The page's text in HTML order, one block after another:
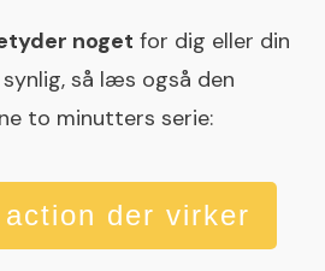
noget for dig eller din
så læs også den
to minutters serie:
der virker